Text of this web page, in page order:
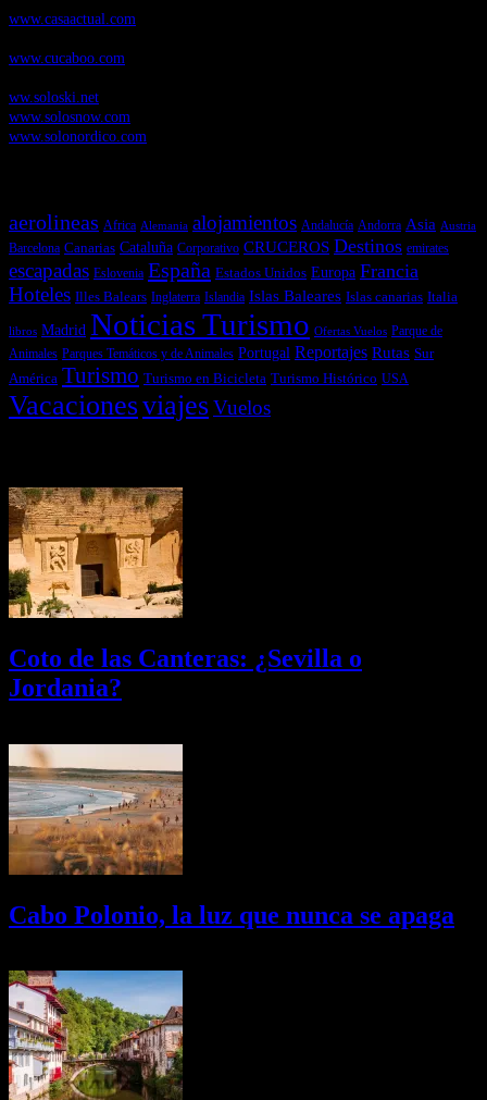
www.casaactual.com
www.cucaboo.com
ww.soloski.net
www.solosnow.com
www.solonordico.com
aerolineas Africa Alemania alojamientos Andalucía Andorra Asia Austria
Barcelona Canarias Cataluña Corporativo CRUCEROS Destinos emirates
escapadas Eslovenia España Estados Unidos Europa Francia
Hoteles Illes Balears Inglaterra Islandia Islas Baleares Islas canarias Italia
libros Madrid Noticias Turismo Ofertas Vuelos Parque de
Animales Parques Temáticos y de Animales Portugal Reportajes Rutas Sur
América Turismo Turismo en Bicicleta Turismo Histórico USA
VacacionesviajesVuelos
Coto de las Canteras: ¿Sevilla o
Jordania?
Cabo Polonio, la luz que nunca se apaga